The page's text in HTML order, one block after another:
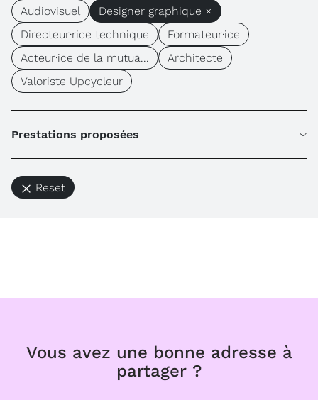
Audiovisuel
Designer graphique ×
Directeur·rice technique
Formateur·ice
Acteur·ice de la mutua...
Architecte
Valoriste Upcycleur
Prestations proposées
Reset
Vous avez une bonne adresse à
partager ?